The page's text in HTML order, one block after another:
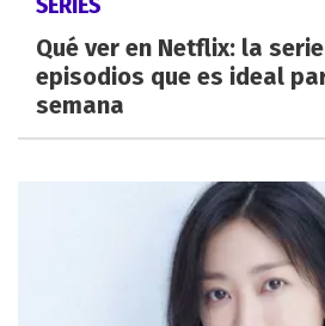
Qué ver en Netflix: la
episodios que es ideal
semana